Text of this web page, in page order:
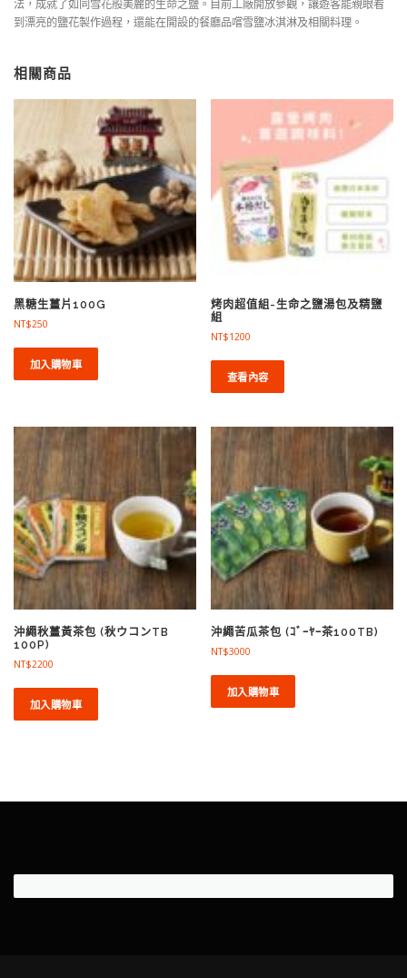
法，成就了如同雪花般美麗的生命之鹽。目前工廠開放參觀，讓遊客能親眼看
到漂亮的鹽花製作過程，還能在開設的餐廳品嚐雪鹽冰淇淋及相關料理。
相關商品
黑糖生薑片100G
NT$250
加入購物車
烤肉超值組-生命之鹽湯包及精鹽
組
NT$1200
查看內容
沖繩秋薑黃茶包 (秋ウコンTB
100P)
NT$2200
加入購物車
沖繩苦瓜茶包 (ｺﾞｰﾔｰ茶100TB)
NT$3000
加入購物車